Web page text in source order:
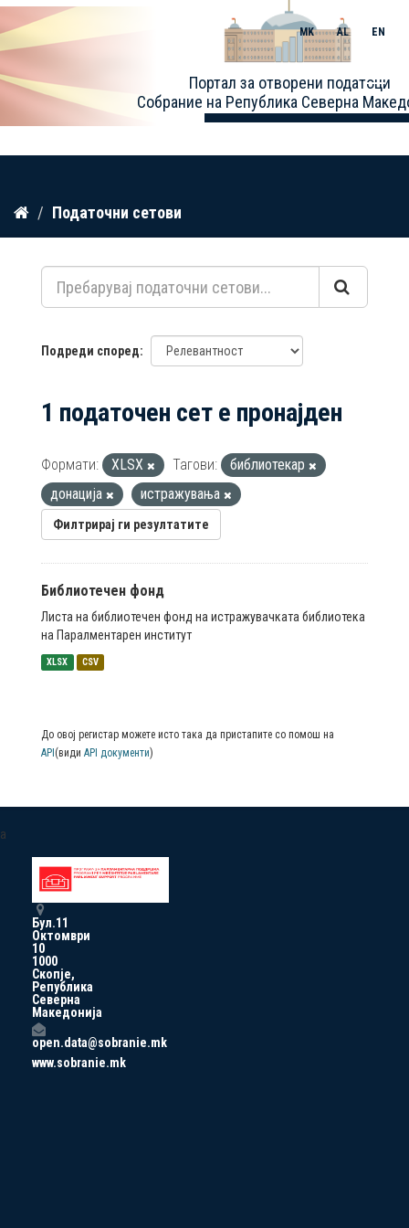
Прескокнете
содржина
Портал за отворени податоци
Собрание на Република Северна
MK AL EN
Toggle
Податочни сетови
Подреди според
1 податочен сет е пронајден
Формати: XLSX Тагови:
библиотекар
донација
истражувања
Филтрирај ги резултатите
Библиотечен фонд
Листа на библиотечен фонд на истражувачката библиотека
на Паралментарен институт
XLSX CSV
До овој регистар можете исто така да пристапите со помош на
API (види API документи)
a
Бул.11
Октомври
10
1000
Скопје,
Република
Северна
Македонија
open.data@sobranie.mk
www.sobranie.mk